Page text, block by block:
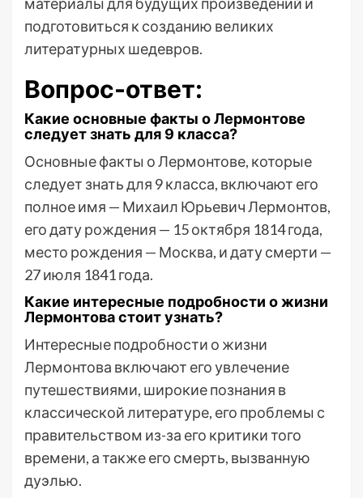
подготовиться к созданию великих
литературных шедевров.
Вопрос-ответ:
Какие основные факты о Лермонтове
следует знать для 9 класса?
Основные факты о Лермонтове, которые
следует знать для 9 класса, включают его
полное имя — Михаил Юрьевич Лермонтов,
его дату рождения — 15 октября 1814 года,
место рождения — Москва, и дату смерти —
27 июля 1841 года.
Какие интересные подробности о жизни
Лермонтова стоит узнать?
Интересные подробности о жизни
Лермонтова включают его увлечение
путешествиями, широкие познания в
классической литературе, его проблемы с
правительством из-за его критики того
времени, а также его смерть, вызванную
дуэлью.